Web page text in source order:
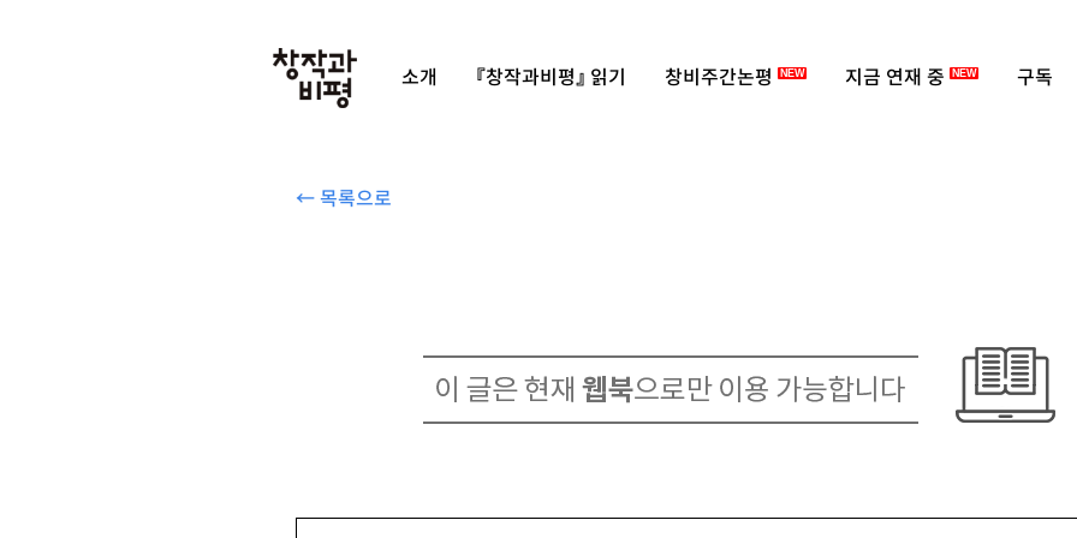
소개 『창작과비평』 읽기 창비주간논평 NEW 지금 연재 중 NEW 구독
← 목록으로